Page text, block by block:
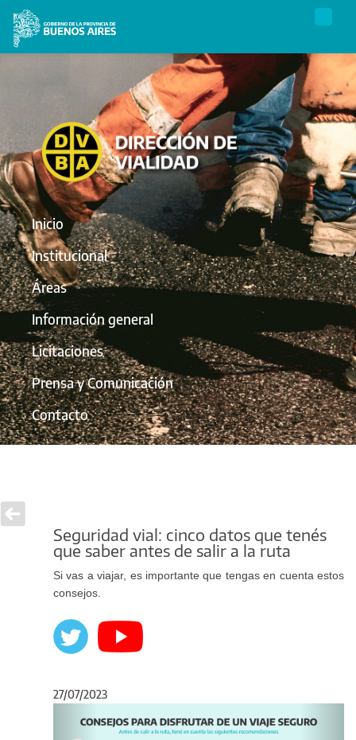
Inicio
Institucional
Áreas
Información general
Licitaciones
Prensa y Comunicación
Contacto
Seguridad vial: cinco datos que tenés
que saber antes de salir a la ruta
Si vas a viajar, es importante que tengas en cuenta estos
consejos.
27/07/2023